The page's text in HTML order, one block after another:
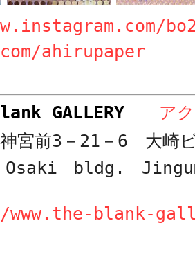
ahirupaper
GALLERY
ア
宮前3 － 21 － 6 大崎
bldg.
blank-